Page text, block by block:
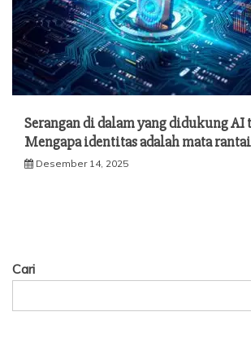
Serangan di dalam yang didukung AI
Mengapa identitas adalah mata
Desember 14, 2025
Cari